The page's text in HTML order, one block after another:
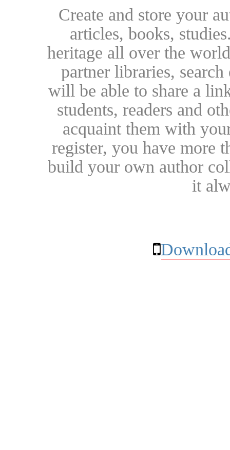
Create and store your
articles, books,
heritage all over the
partner libraries,
will be able to share a
students, readers and
acquaint them with
register, you have more
build your own author
it